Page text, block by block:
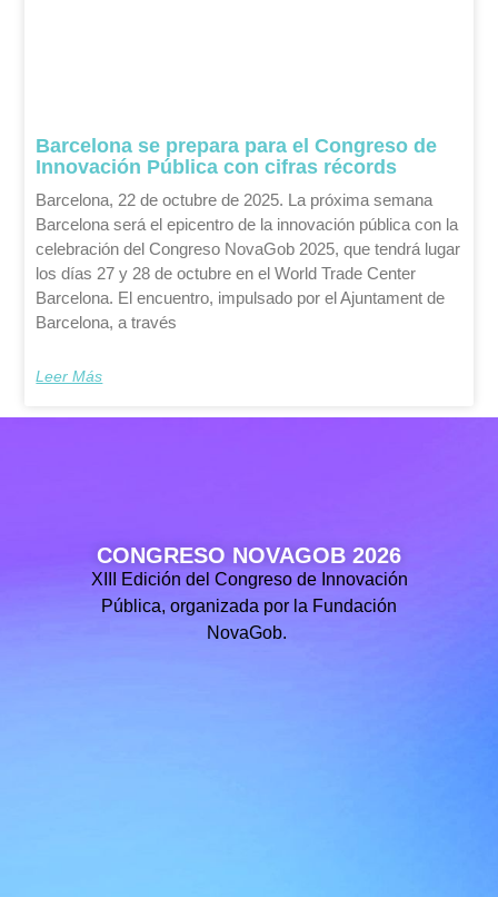
Barcelona se prepara para el Congreso de
Innovación Pública con cifras récords
Barcelona, 22 de octubre de 2025. La próxima semana
Barcelona será el epicentro de la innovación pública con la
celebración del Congreso NovaGob 2025, que tendrá lugar
los días 27 y 28 de octubre en el World Trade Center
Barcelona. El encuentro, impulsado por el Ajuntament de
Barcelona, a través
Leer Más
CONGRESO NOVAGOB 2026
XIII Edición del Congreso de Innovación
Pública, organizada por la Fundación
NovaGob.